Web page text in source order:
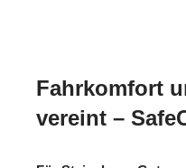
Fahrkomfort
vereint –